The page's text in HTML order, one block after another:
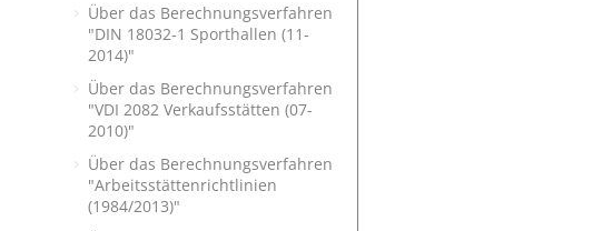
Über das Berechnungsverfahren
"DIN 18032-1 Sporthallen (11-
2014)"
Über das Berechnungsverfahren
"VDI 2082 Verkaufsstätten (07-
2010)"
Über das Berechnungsverfahren
"Arbeitsstättenrichtlinien
(1984/2013)"